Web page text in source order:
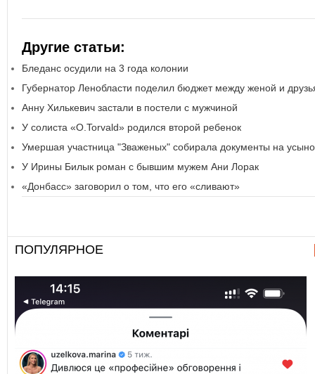
Другие статьи:
Бледанс осудили на 3 года колонии
Губернатор Ленобласти поделил бюджет между женой и
Анну Хилькевич застали в постели с мужчиной
У солиста «O.Torvald» родился второй ребенок
Умершая участница "Зваженых" собирала документы на
У Ирины Билык роман с бывшим мужем Ани Лорак
«Донбасс» заговорил о том, что его «сливают»
ПОПУЛЯРНОЕ